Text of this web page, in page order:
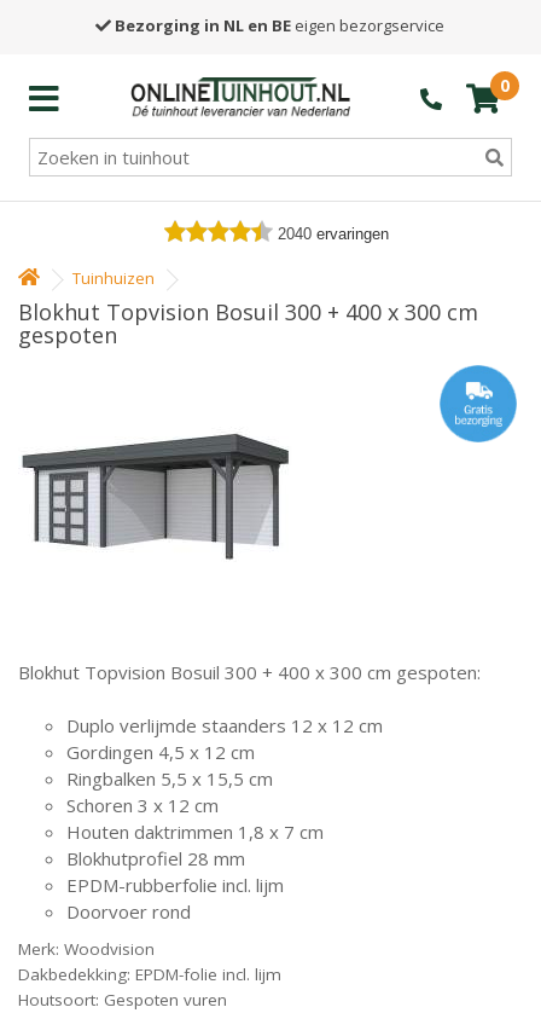
Bezorging in NL en BE eigen bezorgservice
0
2040 ervaringen
Tuinhuizen
Blokhut Topvision Bosuil 300 + 400 x 300 cm
gespoten
Blokhut Topvision Bosuil 300 + 400 x 300 cm gespoten:
Duplo verlijmde staanders 12 x 12 cm
Gordingen 4,5 x 12 cm
Ringbalken 5,5 x 15,5 cm
Schoren 3 x 12 cm
Houten daktrimmen 1,8 x 7 cm
Blokhutprofiel 28 mm
EPDM-rubberfolie incl. lijm
Doorvoer rond
Merk: Woodvision
Dakbedekking: EPDM-folie incl. lijm
Houtsoort: Gespoten vuren